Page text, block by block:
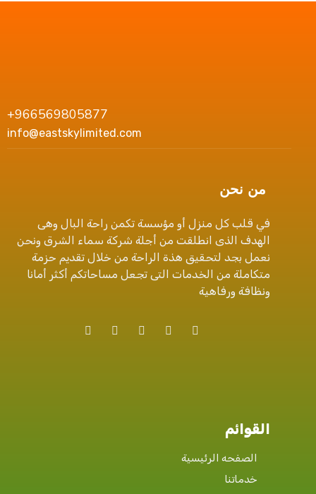
+966569805877
info@eastskylimited.com
في قلب كل منزل أو مؤسسة تكمن راحة البال وهى
الهدف الذى انطلقت من أجلة شركة سماء الشرق ونحن
نعمل بجد لتحقيق هذة الراحة من خلال تقديم حزمة
متكاملة من الخدمات التى تجعل مساحاتكم أكثر أمانا
ونظافة ورفاهية
القوائم
الصفحه الرئيسية
خدماتنا